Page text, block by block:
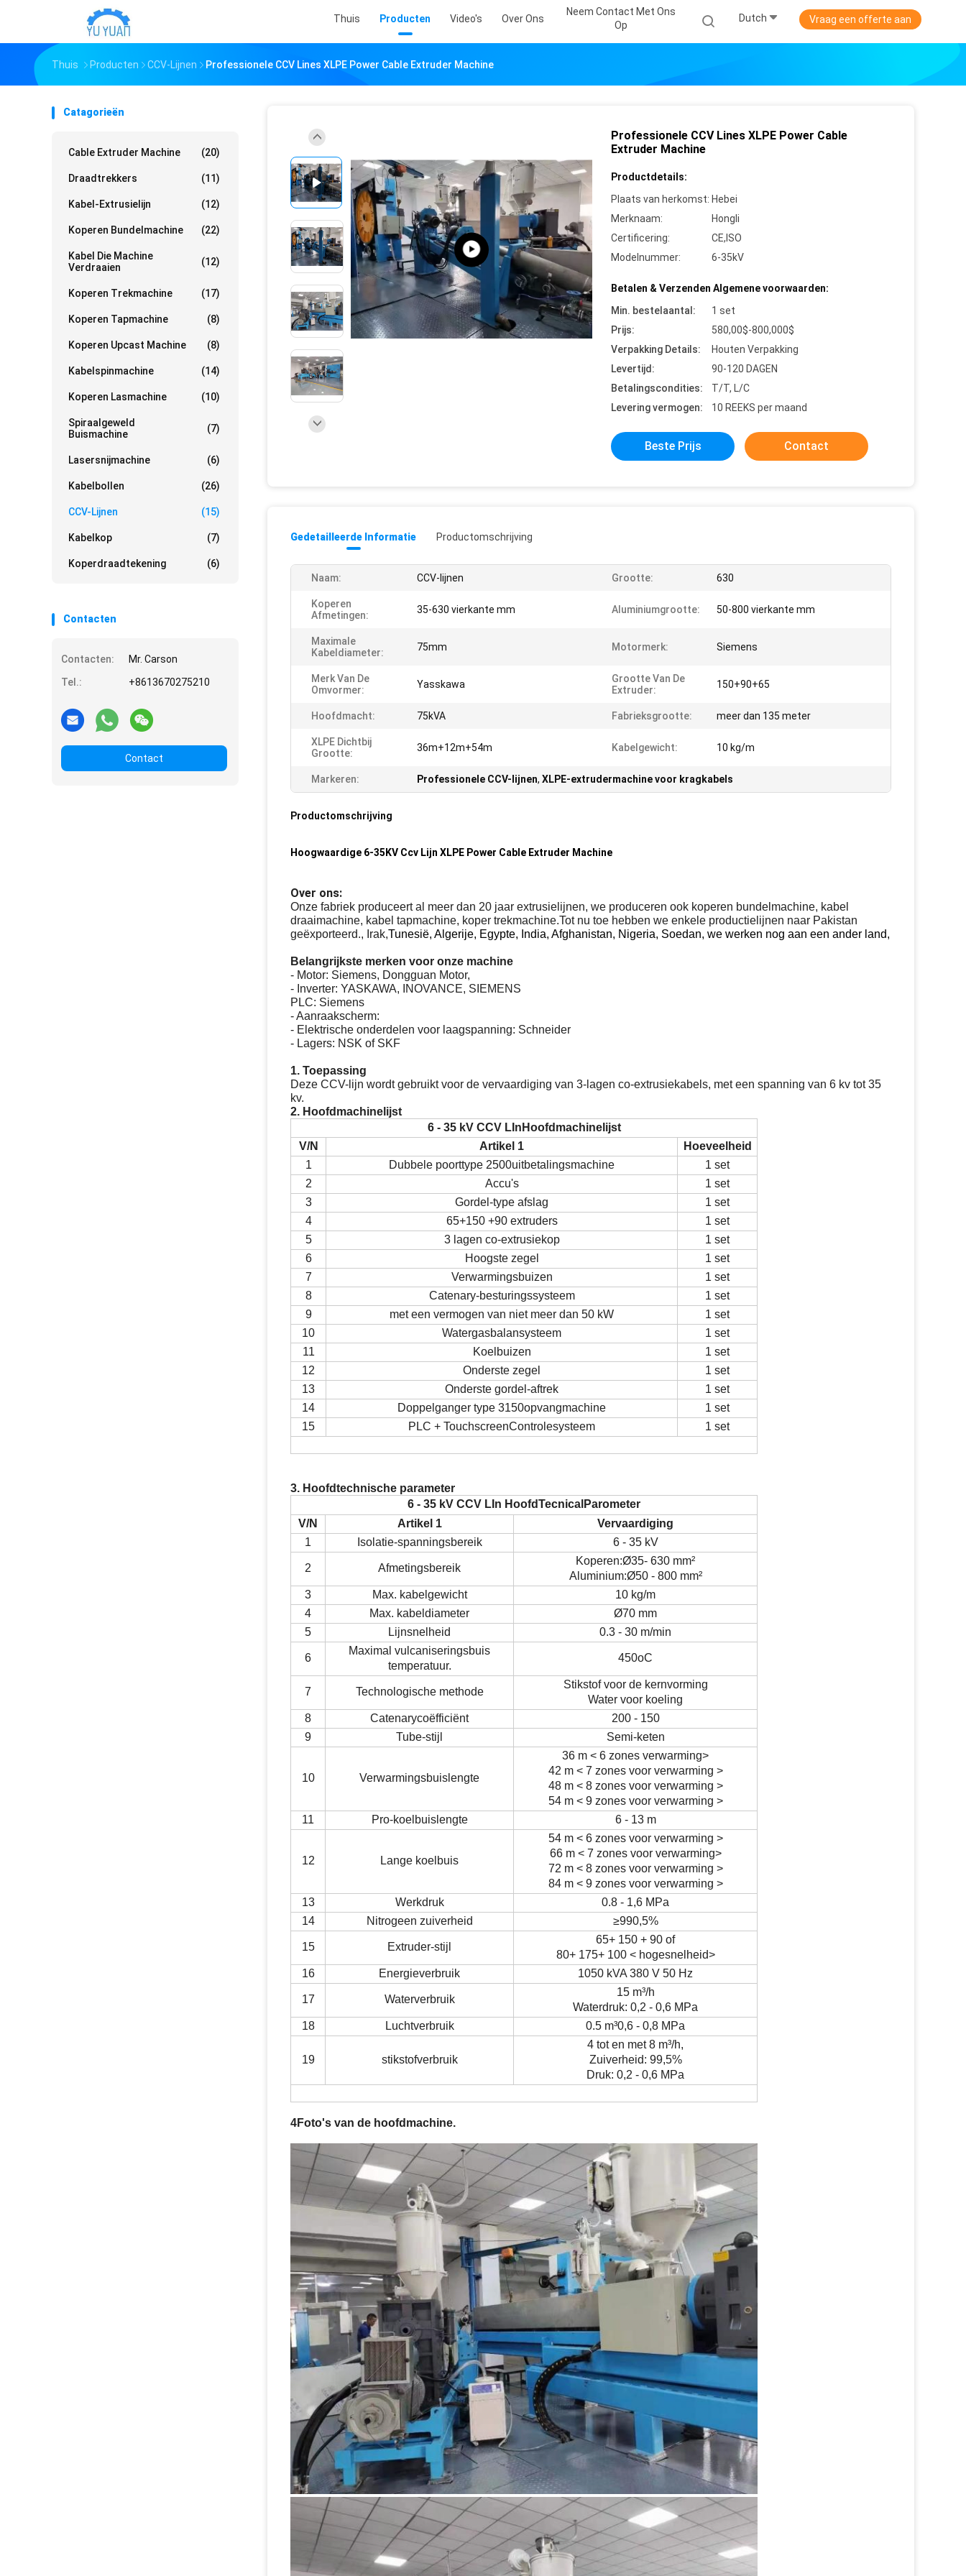
Thuis Producten Video's Over Ons
Neem Contact Met Ons
Op
Dutch Vraag een offerte aan
Thuis Producten CCV-Lijnen Professionele CCV Lines XLPE Power Cable Extruder Machine
Catagorieën
Cable Extruder Machine (20)
Draadtrekkers (11)
Kabel-Extrusielijn (12)
Koperen Bundelmachine (22)
Kabel Die Machine
Verdraaien
(12)
Koperen Trekmachine (17)
Koperen Tapmachine (8)
Koperen Upcast Machine (8)
Kabelspinmachine (14)
Koperen Lasmachine (10)
Spiraalgeweld
Buismachine
(7)
Lasersnijmachine (6)
Kabelbollen (26)
CCV-Lijnen (15)
Kabelkop (7)
Koperdraadtekening (6)
Contacten
Contacten:
Mr. Carson
Tel.:
+8613670275210
Contact
Professionele CCV Lines XLPE Power Cable
Extruder Machine
Productdetails:
Plaats van herkomst: Hebei
Merknaam:
Hongli
Certificering:
CE,ISO
Modelnummer:
6-35kV
Betalen & Verzenden Algemene voorwaarden:
Min. bestelaantal:
1 set
Prijs:
580,00$-800,000$
Verpakking Details:
Houten Verpakking
Levertijd:
90-120 DAGEN
Betalingscondities:
T/T, L/C
Levering vermogen:
10 REEKS per maand
Beste Prijs Contact
Gedetailleerde Informatie Productomschrijving
Naam: CCV-lijnen Grootte: 630
Koperen
Afmetingen:
35-630 vierkante mm Aluminiumgrootte: 50-800 vierkante mm
Maximale
Kabeldiameter:
75mm Motormerk: Siemens
Merk Van De
Omvormer:
Yasskawa
Grootte Van De
Extruder:
150+90+65
Hoofdmacht: 75kVA Fabrieksgrootte: meer dan 135 meter
XLPE Dichtbij
Grootte:
36m+12m+54m Kabelgewicht: 10 kg/m
Markeren: Professionele CCV-lijnen, XLPE-extrudermachine voor kragkabels
Productomschrijving
Hoogwaardige 6-35KV Ccv Lijn XLPE Power Cable Extruder Machine
Over ons:
Onze fabriek produceert al meer dan 20 jaar extrusielijnen, we produceren ook koperen bundelmachine, kabel
draaimachine, kabel tapmachine, koper trekmachine.Tot nu toe hebben we enkele productielijnen naar Pakistan
geëxporteerd., Irak,Tunesië, Algerije, Egypte, India, Afghanistan, Nigeria, Soedan, we werken nog aan een ander land,
Belangrijkste merken voor onze machine
- Motor: Siemens, Dongguan Motor,
- Inverter: YASKAWA, INOVANCE, SIEMENS
PLC: Siemens
- Aanraakscherm:
- Elektrische onderdelen voor laagspanning: Schneider
- Lagers: NSK of SKF
1. Toepassing
Deze CCV-lijn wordt gebruikt voor de vervaardiging van 3-lagen co-extrusiekabels, met een spanning van 6 kv tot 35
kv.
2. Hoofdmachinelijst
6 - 35 kV CCV LIn Hoofdmachinelijst
V/N
Artikel 1
Hoeveelheid
1
Dubbele poorttype 2500uitbetalingsmachine
1 set
2
Accu's
1 set
3
Gordel-type afslag
1 set
4
65+150 +90 extruders
1 set
5
3 lagen co-extrusiekop
1 set
6
Hoogste zegel
1 set
7
Verwarmingsbuizen
1 set
8
Catenary-besturingssysteem
1 set
9
met een vermogen van niet meer dan 50 kW
1 set
10
Watergasbalansysteem
1 set
11
Koelbuizen
1 set
12 Onderste zegel
1 set
13
Onderste gordel-aftrek
1 set
14 Doppelganger type 3150opvangmachine
1 set
15 PLC + TouchscreenControlesysteem 1 set
3. Hoofdtechnische parameter
6 - 35 kV CCV L In HoofdTecnical Parometer
V/N
Artikel 1
Vervaardiging
1
Isolatie-spanningsbereik 6 - 35 kV
2 Afmetingsbereik
Koperen:Ø35- 630 mm²
Aluminium:Ø50 - 800 mm²
3
Max. kabelgewicht
10 kg/m
4
Max. kabeldiameter Ø70 mm
5
Lijnsnelheid 0.3 - 30 m/min
6
Maximal vulcaniseringsbuis
temperatuur.
450oC
7 Technologische methode
Stikstof voor de kernvorming
Water voor koeling
8
Catenarycoëfficiënt
200 - 150
9
Tube-stijl Semi-keten
10 Verwarmingsbuislengte
36 m < 6 zones verwarming>
42 m < 7 zones voor verwarming >
48 m < 8 zones voor verwarming >
54 m < 9 zones voor verwarming >
11 Pro-koelbuislengte 6 - 13 m
12 Lange koelbuis
54 m < 6 zones voor verwarming >
66 m < 7 zones voor verwarming>
72 m < 8 zones voor verwarming >
84 m < 9 zones voor verwarming >
13 Werkdruk
0.8 - 1,6 MPa
14
Nitrogeen zuiverheid ≥990,5%
15 Extruder-stijl
65+ 150 + 90 of
80+ 175+ 100 < hogesnelheid>
16
Energieverbruik 1050 kVA 380 V 50 Hz
17 Waterverbruik
15 m³/h
Waterdruk: 0,2 - 0,6 MPa
18
Luchtverbruik 0.5 m³0,6 - 0,8 MPa
19 stikstofverbruik
4 tot en met 8 m³/h,
Zuiverheid: 99,5%
Druk: 0,2 - 0,6 MPa
4Foto's van de hoofdmachine.